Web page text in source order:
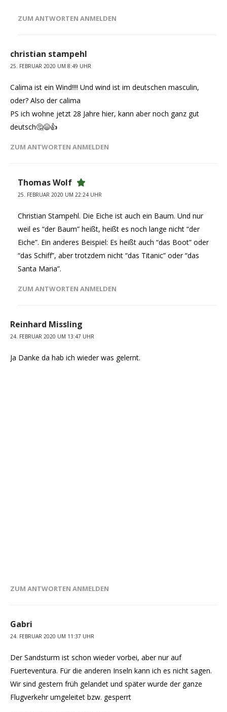
ZUM ANTWORTEN ANMELDEN
christian stampehl
25. FEBRUAR 2020 UM 8:49 UHR
Calima ist ein Wind!!!! Und wind ist im deutschen masculin,
oder? Also der calima
PS ich wohne jetzt 28 Jahre hier, kann aber noch ganz gut
deutsch🤔😄👍
ZUM ANTWORTEN ANMELDEN
Thomas Wolf
25. FEBRUAR 2020 UM 22:24 UHR
Christian Stampehl. Die Eiche ist auch ein Baum. Und nur
weil es “der Baum” heißt, heißt es noch lange nicht “der
Eiche”. Ein anderes Beispiel: Es heißt auch “das Boot” oder
“das Schiff”, aber trotzdem nicht “das Titanic” oder “das
Santa Maria”.
ZUM ANTWORTEN ANMELDEN
Reinhard Missling
24. FEBRUAR 2020 UM 13:47 UHR
Ja Danke da hab ich wieder was gelernt.
ZUM ANTWORTEN ANMELDEN
Gabri
24. FEBRUAR 2020 UM 11:37 UHR
Der Sandsturm ist schon wieder vorbei, aber nur auf
Fuerteventura. Für die anderen Inseln kann ich es nicht sagen.
Wir sind gestern früh gelandet und später wurde der ganze
Flugverkehr umgeleitet bzw. gesperrt